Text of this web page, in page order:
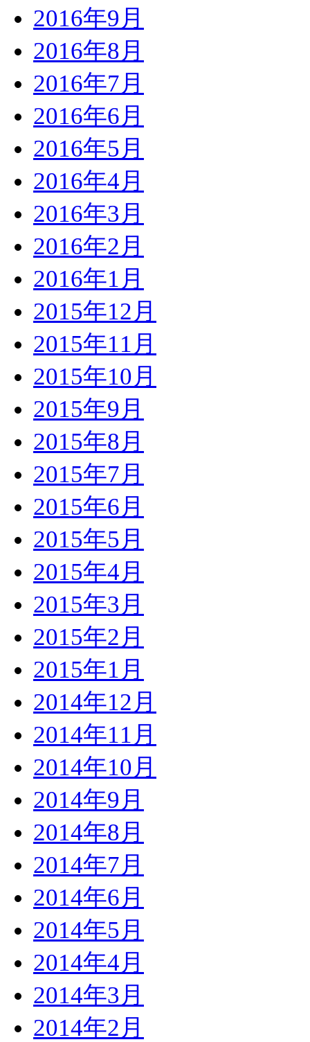
2016年9月
2016年8月
2016年7月
2016年6月
2016年5月
2016年4月
2016年3月
2016年2月
2016年1月
2015年12月
2015年11月
2015年10月
2015年9月
2015年8月
2015年7月
2015年6月
2015年5月
2015年4月
2015年3月
2015年2月
2015年1月
2014年12月
2014年11月
2014年10月
2014年9月
2014年8月
2014年7月
2014年6月
2014年5月
2014年4月
2014年3月
2014年2月